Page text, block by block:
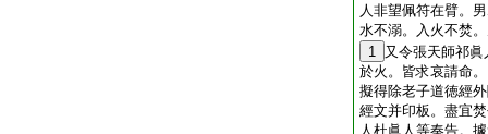
人非望佩符在臂。
水不溺。入火不焚
1 又令張天師祁
於火。皆求哀請命
擬得除老子道徳經
經文并印板。盡宜
人杜眞人等奏告。